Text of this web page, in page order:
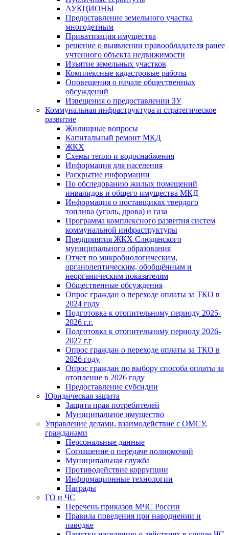
АУКЦИОНЫ
Предоставление земельного участка
многодетным
Приватизация имущества
решение о выявлении правообладателя ранее
учтенного объекта недвижимости
Изъятие земельных участков
Комплексные кадастровые работы
Оповещения о начале общественных
обсуждений
Извещения о предоставлении ЗУ
Коммунальная инфраструктура и стратегическое
развитие
Жилищные вопросы
Капитальный ремонт МКД
ЖКХ
Схемы тепло и водоснабжения
Информация для населения
Раскрытие информации
По обследованию жилых помещений
инвалидов и общего имущества МКД
Информация о поставщиках твердого
топлива (уголь, дрова) и газа
Программа комплексного развития систем
коммунальной инфраструктуры
Предприятия ЖКХ Слюдянского
муниципального образования
Отчет по микробиологическим,
органолептическим, обобщённым и
неорганическим показателям
Общественные обсуждения
Опрос граждан о переходе оплаты за ТКО в
2024 году
Подготовка к отопительному периоду 2025-
2026 г.г.
Подготовка к отопительному периоду 2026-
2027 г.г
Опрос граждан о переходе оплаты за ТКО в
2026 году
Опрос граждан по выбору способа оплаты за
отопление в 2026 году
Предоставление субсидии
Юридическая защита
Защита прав потребителей
Муниципальное имущество
Управление делами, взаимодействие с ОМСУ,
гражданами
Персональные данные
Соглашение о передаче полномочий
Муниципальная служба
Противодействие коррупции
Информационные технологии
Награды
ГО и ЧС
Перечень приказов МЧС России
Правила поведения при наводнении и
паводке